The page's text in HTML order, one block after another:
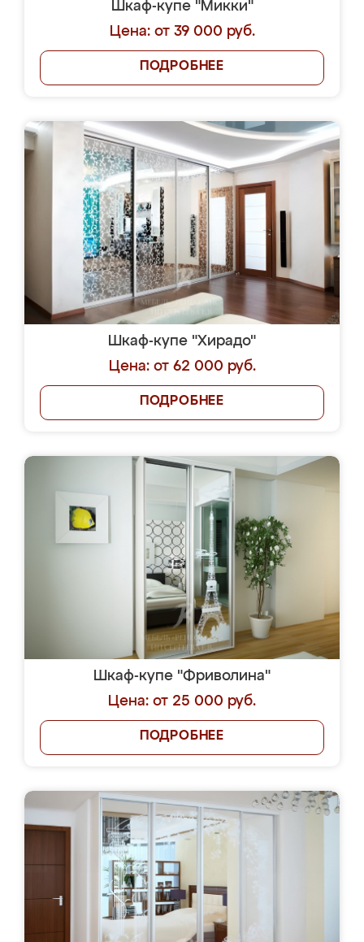
Шкаф-купе "Микки"
Цена: от 39 000 руб.
ПОДРОБНЕЕ
Шкаф-купе "Хирадо"
Цена: от 62 000 руб.
ПОДРОБНЕЕ
Шкаф-купе "Фриволина"
Цена: от 25 000 руб.
ПОДРОБНЕЕ